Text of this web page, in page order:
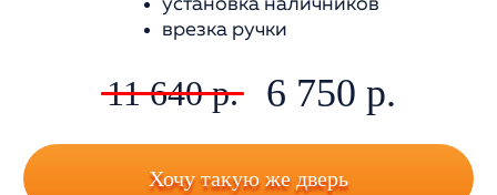
установка наличников
врезка ручки
11 640 р. 6 750 р.
Хочу такую же дверь